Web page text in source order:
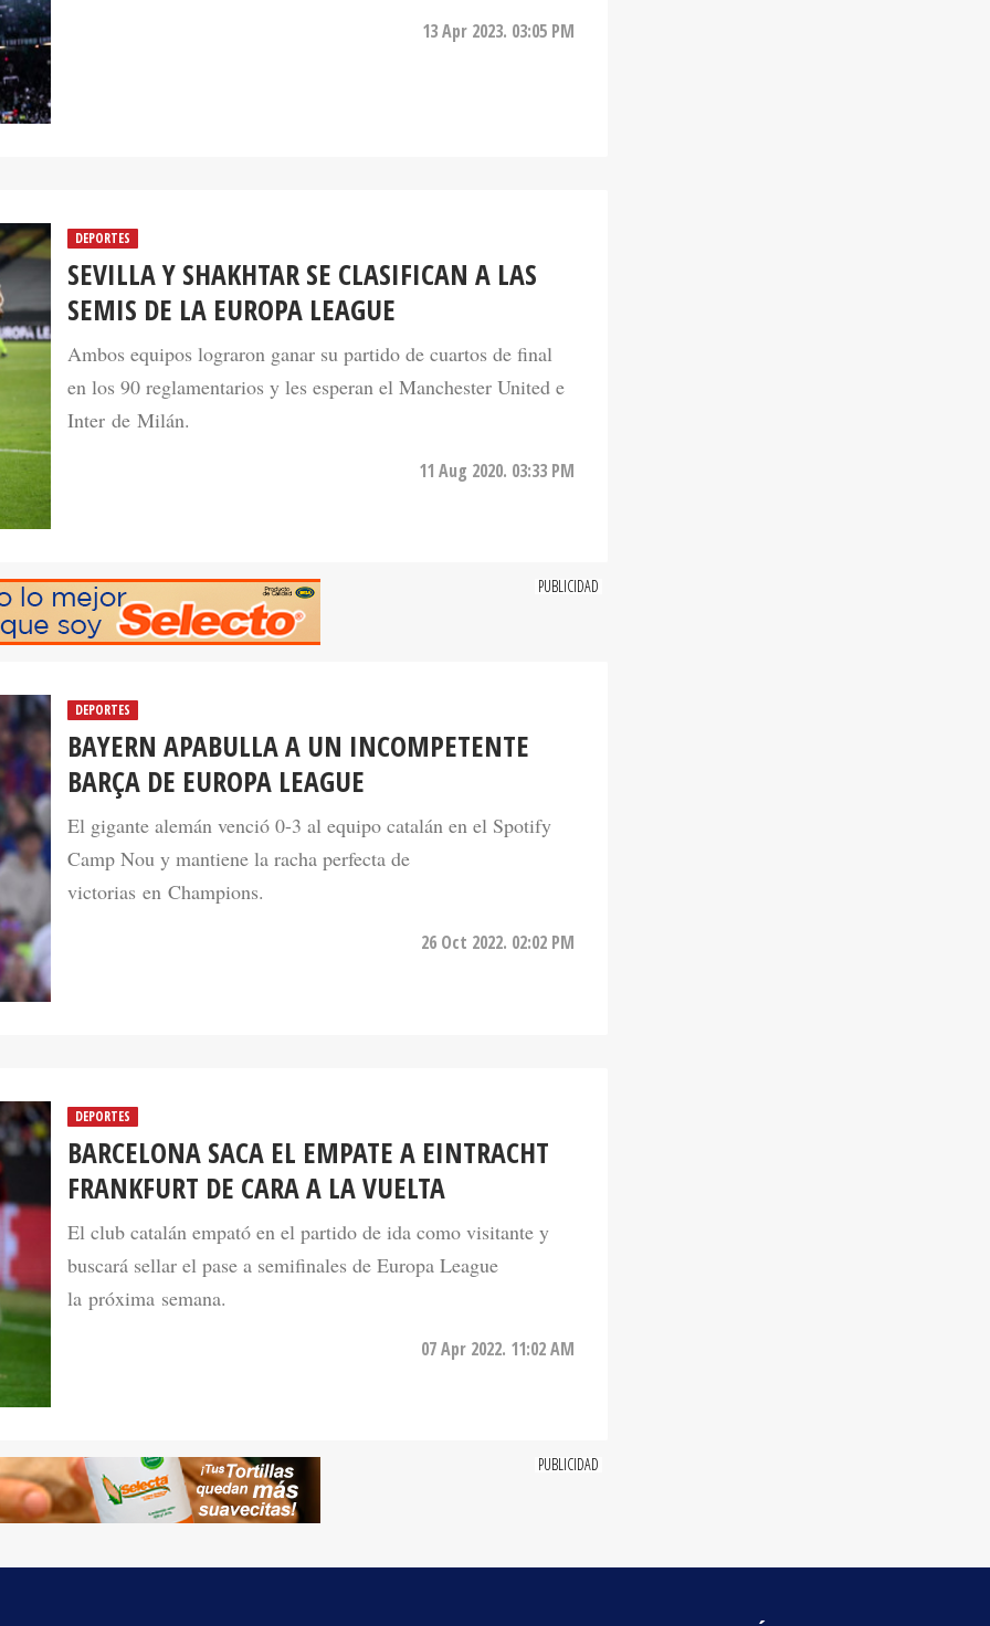
13 Apr 2023. 03:05 PM
DEPORTES
SEVILLA Y SHAKHTAR SE CLASIFICAN A LAS
SEMIS DE LA EUROPA LEAGUE
Ambos equipos lograron ganar su partido de cuartos de final
en los 90 reglamentarios y les esperan el Manchester United e
Inter de Milán.
11 Aug 2020. 03:33 PM
BAYERN APABULLA A UN INCOMPETENTE
BARÇA DE EUROPA LEAGUE
El gigante alemán venció 0-3 al equipo catalán en el Spotify
Camp Nou y mantiene la racha perfecta de
victorias en Champions.
BARCELONA SACA EL EMPATE A EINTRACHT
FRANKFURT DE CARA A LA VUELTA
El club catalán empató en el partido de ida como visitante y
buscará sellar el pase a semifinales de Europa League
la próxima semana.